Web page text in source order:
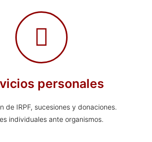
personales
de IRPF, sucesiones y donaciones.
individuales ante organismos.